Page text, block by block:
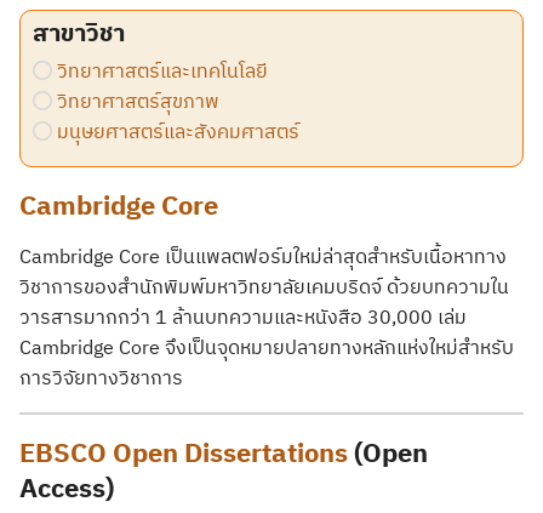
สาขาวิชา
วิทยาศาสตร์และเทคโนโลยี
วิทยาศาสตร์สุขภาพ
มนุษยศาสตร์และสังคมศาสตร์
Cambridge Core
Cambridge Core เป็นแพลตฟอร์มใหม่ล่าสุดสำหรับเนื้อหาทาง
วิชาการของสำนักพิมพ์มหาวิทยาลัยเคมบริดจ์ ด้วยบทความใน
วารสารมากกว่า 1 ล้านบทความและหนังสือ 30,000 เล่ม
Cambridge Core จึงเป็นจุดหมายปลายทางหลักแห่งใหม่สำหรับ
การวิจัยทางวิชาการ
EBSCO Open Dissertations(Open
Access)